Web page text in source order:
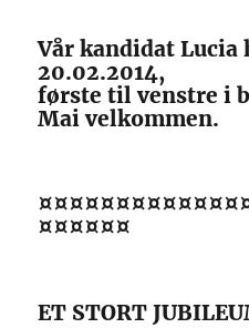
Vår kandidat Lucia
20.02.2014,
første til venstre i
Mai velkommen.
¤¤¤¤¤¤
ET STORT